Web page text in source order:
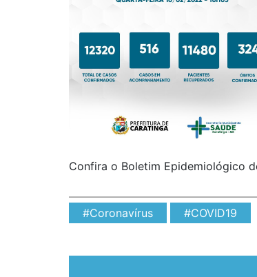
Confira o Boletim Epidemiológico
#Coronavírus #COVID19